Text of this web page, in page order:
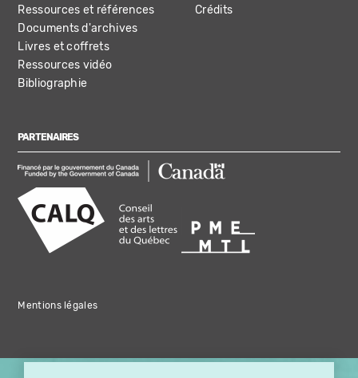
Ressources et références
Documents d'archives
Livres et coffrets
Ressources vidéo
Bibliographie
Crédits
PARTENAIRES
Mentions légales